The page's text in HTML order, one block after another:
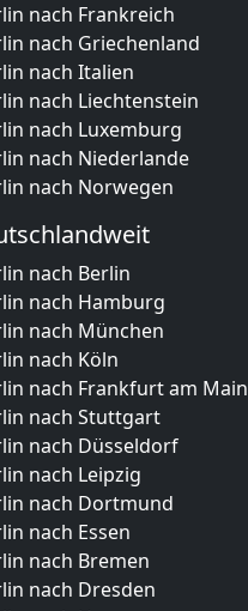
nach Frankreich
nach Griechenland
nach Italien
nach Liechtenstein
nach Luxemburg
nach Niederlande
nach Norwegen
nach Berlin
nach Hamburg
nach München
nach Köln
nach Frankfurt am Main
nach Stuttgart
nach Düsseldorf
nach Leipzig
nach Dortmund
nach Essen
nach Bremen
nach Dresden